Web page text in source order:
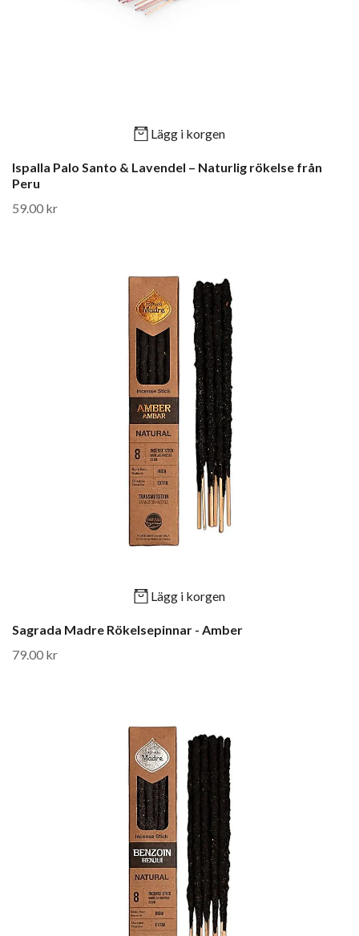
Lägg i korgen
Ispalla Palo Santo & Lavendel – Naturlig rökelse från
Peru
59.00 kr
Lägg i korgen
Sagrada Madre Rökelsepinnar - Amber
79.00 kr